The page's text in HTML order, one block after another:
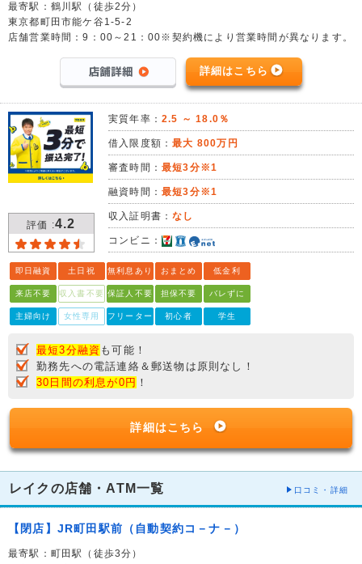
最寄駅：鶴川駅（徒歩2分）
東京都町田市能ケ谷1-5-2
店舗営業時間：9：00～21：00※契約機により営業時間が異なります。
詳細はこちら
評価 :4.2
実質年率： 2.5 ～ 18.0％
借入限度額：最大 800万円
審査時間： 最短3分※1
融資時間： 最短3分※1
収入証明書：なし
コンビニ：
即日融資 土日祝 無利息あり おまとめ 低金利
来店不要 収入書不要 保証人不要 担保不要 バレずに
主婦向け 女性専用 フリーター 初心者 学生
最短3分融資 も可能！
勤務先への電話連絡＆郵送物は原則なし！
30日間の利息が0円 ！
詳細はこちら
レイクの店舗・ATM一覧 口コミ・詳細
【閉店】JR町田駅前（自動契約コ－ナ－）
最寄駅：町田駅（徒歩3分）